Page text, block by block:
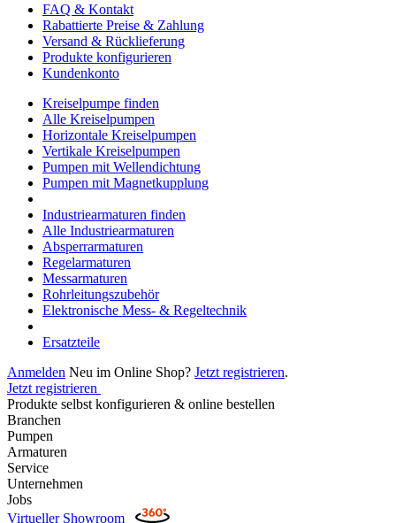
FAQ & Kontakt
Rabattierte Preise & Zahlung
Versand & Rücklieferung
Produkte konfigurieren
Kundenkonto
Kreiselpumpe finden
Alle Kreiselpumpen
Horizontale Kreiselpumpen
Vertikale Kreiselpumpen
Pumpen mit Wellendichtung
Pumpen mit Magnetkupplung
Industriearmaturen finden
Alle Industriearmaturen
Absperrarmaturen
Regelarmaturen
Messarmaturen
Rohrleitungszubehör
Elektronische Mess- & Regeltechnik
Ersatzteile
Anmelden Neu im Online Shop? Jetzt registrieren.
Jetzt registrieren
Produkte selbst konfigurieren & online bestellen
Branchen
Pumpen
Armaturen
Service
Unternehmen
Jobs
Virtueller Showroom